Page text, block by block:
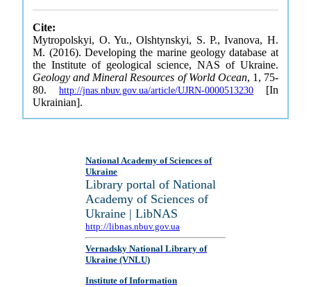
Cite:
Mytropolskyi, O. Yu., Olshtynskyi, S. P., Ivanova, H.
M. (2016). Developing the marine geology database at
the Institute of geological science, NAS of Ukraine.
Geology and Mineral Resources of World Ocean, 1, 75-
80. http://jnas.nbuv.gov.ua/article/UJRN-0000513230 [In
Ukrainian].
National Academy of Sciences of
Ukraine
Library portal of National
Academy of Sciences of
Ukraine | LibNAS
http://libnas.nbuv.gov.ua
Vernadsky National Library of
Ukraine (VNLU)
Institute of Information